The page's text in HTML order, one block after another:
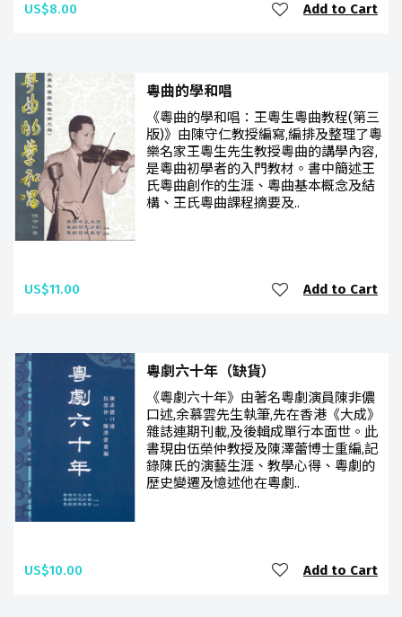
US$8.00 Add to Cart
粵曲的學和唱
《粵曲的學和唱：王粵生粵曲教程(第三
版)》由陳守仁教授編寫,編排及整理了粵
樂名家王粵生先生教授粵曲的講學內容,
是粵曲初學者的入門教材。書中簡述王
氏粵曲創作的生涯、粵曲基本概念及結
構、王氏粵曲課程摘要及..
US$11.00 Add to Cart
粵劇六十年（缺貨）
《粵劇六十年》由著名粵劇演員陳非儂
口述,余慕雲先生執筆,先在香港《大成》
雜誌連期刊載,及後輯成單行本面世。此
書現由伍榮仲教授及陳澤蕾博士重編,記
錄陳氏的演藝生涯、教學心得、粵劇的
歷史變遷及憶述他在粵劇..
US$10.00 Add to Cart